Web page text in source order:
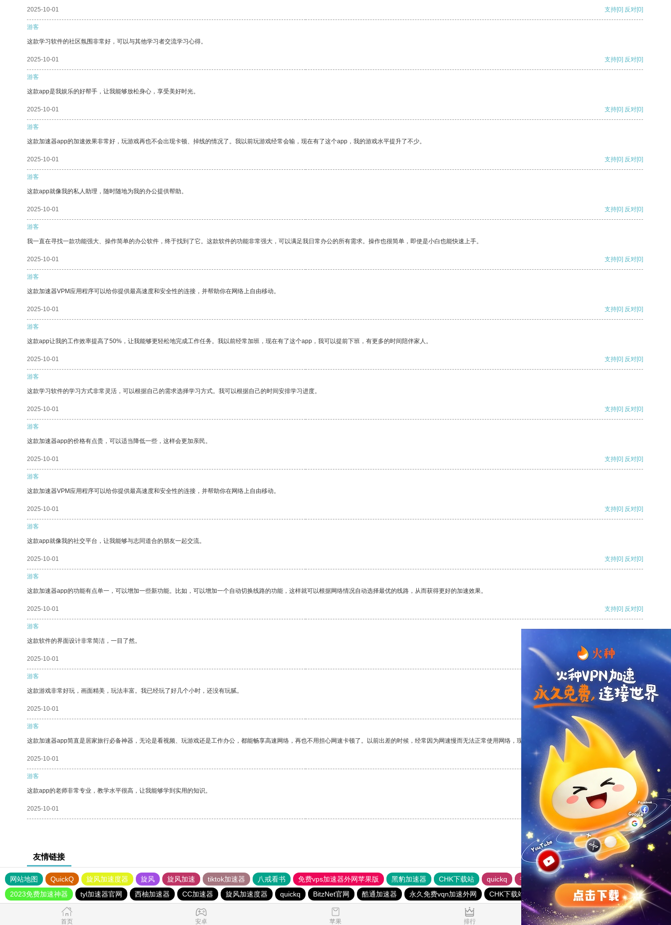
2025-10-01 支持[0] 反对[0]
游客
这款学习软件的社区氛围非常好，可以与其他学习者交流学习心得。
2025-10-01 支持[0] 反对[0]
游客
这款app是我娱乐的好帮手，让我能够放松身心，享受美好时光。
2025-10-01 支持[0] 反对[0]
游客
这款加速器app的加速效果非常好，玩游戏再也不会出现卡顿、掉线的情况了。我以前玩游戏经常会输，现在有了这个app，我的游戏水平提升了不少。
2025-10-01 支持[0] 反对[0]
游客
这款app就像我的私人助理，随时随地为我的办公提供帮助。
2025-10-01 支持[0] 反对[0]
游客
我一直在寻找一款功能强大、操作简单的办公软件，终于找到了它。这款软件的功能非常强大，可以满足我日常办公的所有需求。操作也很简单，即使是小白也能快速上手。
2025-10-01 支持[0] 反对[0]
游客
这款加速器VPM应用程序可以给你提供最高速度和安全性的连接，并帮助你在网络上自由移动。
2025-10-01 支持[0] 反对[0]
游客
这款app让我的工作效率提高了50%，让我能够更轻松地完成工作任务。我以前经常加班，现在有了这个app，我可以提前下班，有更多的时间陪伴家人。
2025-10-01 支持[0] 反对[0]
游客
这款学习软件的学习方式非常灵活，可以根据自己的需求选择学习方式。我可以根据自己的时间安排学习进度。
2025-10-01 支持[0] 反对[0]
游客
这款加速器app的价格有点贵，可以适当降低一些，这样会更加亲民。
2025-10-01 支持[0] 反对[0]
游客
这款加速器VPM应用程序可以给你提供最高速度和安全性的连接，并帮助你在网络上自由移动。
2025-10-01 支持[0] 反对[0]
游客
这款app就像我的社交平台，让我能够与志同道合的朋友一起交流。
2025-10-01 支持[0] 反对[0]
游客
这款加速器app的功能有点单一，可以增加一些新功能。比如，可以增加一个自动切换线路的功能，这样就可以根据网络情况自动选择最优的线路，从而获得更好的加速效果。
2025-10-01 支持[0] 反对[0]
游客
这款软件的界面设计非常简洁，一目了然。
2025-10-01 支持
游客
这款游戏非常好玩，画面精美，玩法丰富。我已经玩了好几个小时，还没有玩腻。
2025-10-01
游客
这款加速器app简直是居家旅行必备神器，无论是看视频、玩游戏还是工作办公，都能畅享高速网络，再也不用担心网速卡顿了。以前出差的时候，经常因为网速慢而无法正常使用网络，现在有了这个app，我再也不用担心了。
2025-10-01 [0] 反对[0]
游客
这款app的老师非常专业，教学水平很高，让我能够学到实用的知识。
2025-10-01 支持[0] 反对[0]
友情链接
网站地图 QuickQ 旋风加速度器 旋风 旋风加速 tiktok加速器 八戒看书 免费vps加速器外网苹果版 黑豹加速器 CHK下载站 quickq 书游下载站 俺来买下载站
快橙加速器
2023免费加速神器
tyl加速器官网 西柚加速器 CC加速器 旋风加速度器 quickq BitzNet官网 酷通加速器 永久免费vqn加速外网 CHK下载站 海鸥下载站
首页 安卓 苹果 排行 推荐